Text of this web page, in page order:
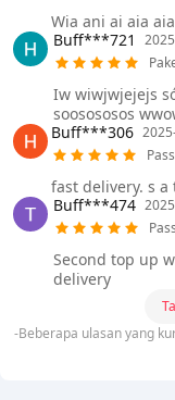
Wia ani ai aia
Buff***721
Iw wiwjwjejejs
soosososos
Buff***306
fast delivery. s a
Buff***474
Second top up
delivery
-Beberapa ulasan yang